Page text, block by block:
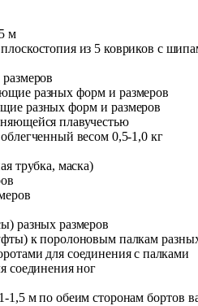
м
из 5 ковриков с
разных форм и размеров
разных форм и размеров
плавучестью
весом 0,5-1,0 кг
трубка, маска)
разных размеров
к поролоновым палкам
для соединения с палками
соединения ног
1,5 м по обеим сторонам бортов